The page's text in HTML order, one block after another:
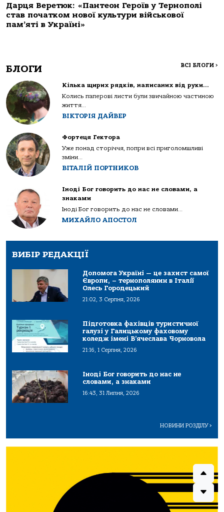
Дарця Веретюк: «Пантеон Героїв у Тернополі
став початком нової культури військової
пам’яті в Україні»
БЛОГИ ВСІ БЛОГИ >
Кілька щирих рядків, написаних від руки…
Колись паперові листи були звичайною частиною
життя...
ВІКТОРІЯ ДАЙВЕР
Фортеця Гектора
Уже понад сторіччя, попри всі приголомшливі
зміни...
ВІТАЛІЙ ПОРТНИКОВ
Іноді Бог говорить до нас не словами, а
знаками
Іноді Бог говорить до нас не словами...
МИХАЙЛО АПОСТОЛ
ВИБІР РЕДАКЦІЇ
Допомога Україні — це захист самої
Європи, – тернополянин в Італії
Олесь Городецький
21:02, 3 Серпня, 2026
Підготовка фахівців туристичної
галузі у Галицькому фаховому
коледж імені В’ячеслава Чорновола
21:16, 1 Серпня, 2026
Іноді Бог говорить до нас не
словами, а знаками
16:43, 31 Липня, 2026
НОВИНИ РОЗДІЛУ>